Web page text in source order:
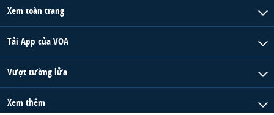
Xem toàn trang
Tải App của VOA
Vượt tường lửa
Xem thêm